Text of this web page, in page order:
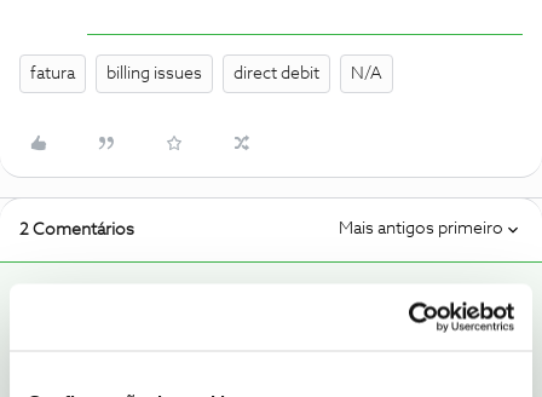
fatura billing issues direct debit N/A
2 Comentários Mais antigos primeiro
Forum|Forum|5 months ago